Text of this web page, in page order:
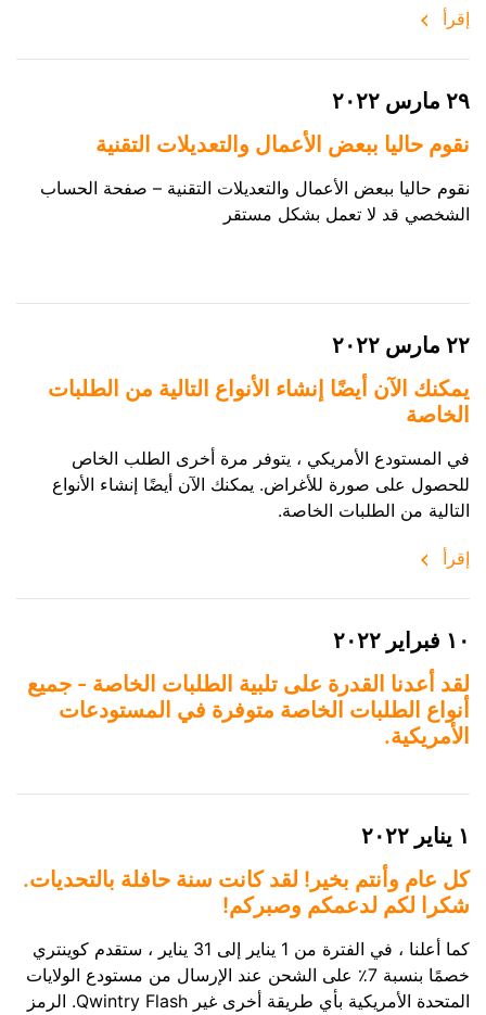
إقرأ
٢٩ مارس ٢٠٢٢
نقوم حاليا ببعض الأعمال والتعديلات التقنية
نقوم حاليا ببعض الأعمال والتعديلات التقنية – صفحة الحساب
الشخصي قد لا تعمل بشكل مستقر
٢٢ مارس ٢٠٢٢
يمكنك الآن أيضًا إنشاء الأنواع التالية من الطلبات
الخاصة
في المستودع الأمريكي ، يتوفر مرة أخرى الطلب الخاص
للحصول على صورة للأغراض. يمكنك الآن أيضًا إنشاء الأنواع
التالية من الطلبات الخاصة.
إقرأ
١٠ فبراير ٢٠٢٢
لقد أعدنا القدرة على تلبية الطلبات الخاصة - جميع
أنواع الطلبات الخاصة متوفرة في المستودعات
الأمريكية.
١ يناير ٢٠٢٢
كل عام وأنتم بخير! لقد كانت سنة حافلة بالتحديات.
شكرا لكم لدعمكم وصبركم!
كما أعلنا ، في الفترة من 1 يناير إلى 31 يناير ، ستقدم كوينتري
خصمًا بنسبة 7٪ على الشحن عند الإرسال من مستودع الولايات
المتحدة الأمريكية بأي طريقة أخرى غير Qwintry Flash. الرمز